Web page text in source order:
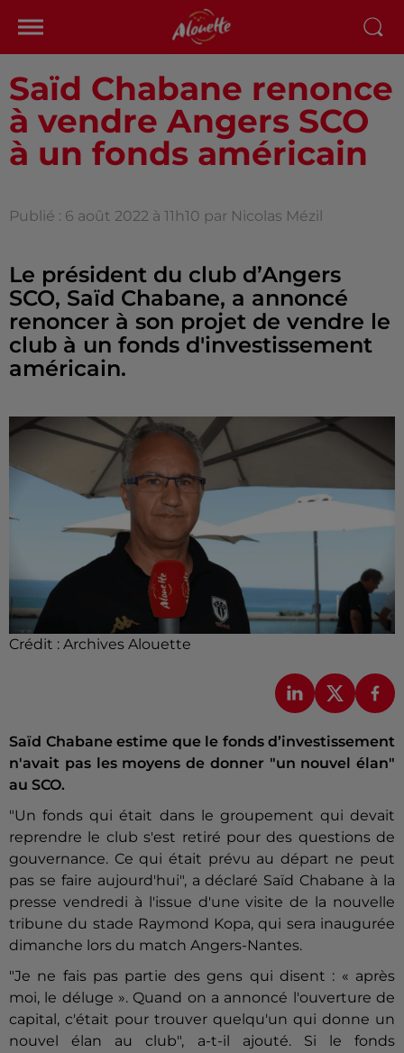
Saïd Chabane renonce
à vendre Angers SCO
à un fonds américain
Publié : 6 août 2022 à 11h10 par Nicolas Mézil
Le président du club d’Angers
SCO, Saïd Chabane, a annoncé
renoncer à son projet de vendre le
club à un fonds d'investissement
américain.
Crédit : Archives Alouette
Saïd Chabane estime que le fonds d’investissement
n'avait pas les moyens de donner "un nouvel élan"
au SCO.
"Un fonds qui était dans le groupement qui devait
reprendre le club s'est retiré pour des questions de
gouvernance. Ce qui était prévu au départ ne peut
pas se faire aujourd'hui", a déclaré Saïd Chabane à la
presse vendredi à l'issue d'une visite de la nouvelle
tribune du stade Raymond Kopa, qui sera inaugurée
dimanche lors du match Angers-Nantes.
"Je ne fais pas partie des gens qui disent : « après
moi, le déluge ». Quand on a annoncé l'ouverture de
capital, c'était pour trouver quelqu'un qui donne un
nouvel élan au club", a-t-il ajouté. Si le fonds